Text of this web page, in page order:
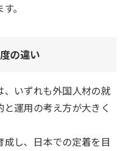
。
の違い
いずれも外国人材の就
運用の考え方が大きく
し、日本での定着を目